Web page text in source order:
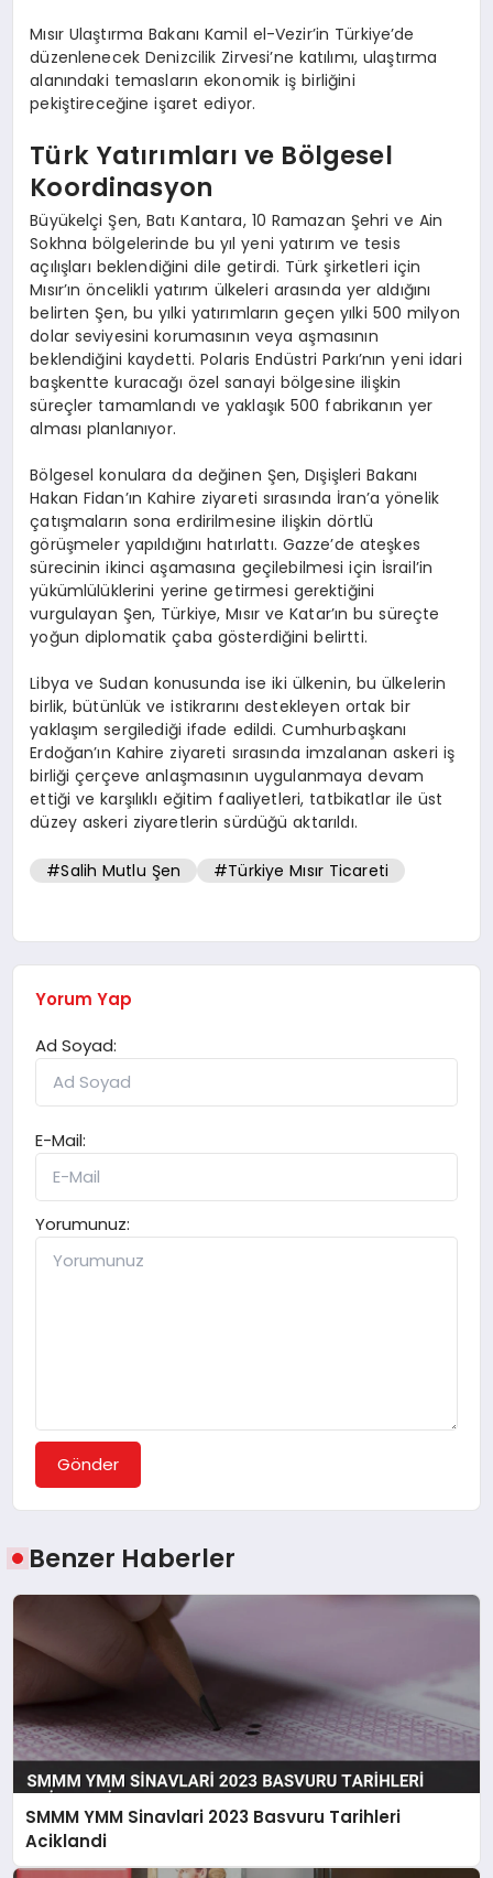
Mısır Ulaştırma Bakanı Kamil el-Vezir’in Türkiye’de
düzenlenecek Denizcilik Zirvesi’ne katılımı, ulaştırma
alanındaki temasların ekonomik iş birliğini
pekiştireceğine işaret ediyor.
Türk Yatırımları ve Bölgesel
Koordinasyon
Büyükelçi Şen, Batı Kantara, 10 Ramazan Şehri ve Ain
Sokhna bölgelerinde bu yıl yeni yatırım ve tesis
açılışları beklendiğini dile getirdi. Türk şirketleri için
Mısır’ın öncelikli yatırım ülkeleri arasında yer aldığını
belirten Şen, bu yılki yatırımların geçen yılki 500 milyon
dolar seviyesini korumasının veya aşmasının
beklendiğini kaydetti. Polaris Endüstri Parkı’nın yeni idari
başkentte kuracağı özel sanayi bölgesine ilişkin
süreçler tamamlandı ve yaklaşık 500 fabrikanın yer
alması planlanıyor.
Bölgesel konulara da değinen Şen, Dışişleri Bakanı
Hakan Fidan’ın Kahire ziyareti sırasında İran’a yönelik
çatışmaların sona erdirilmesine ilişkin dörtlü
görüşmeler yapıldığını hatırlattı. Gazze’de ateşkes
sürecinin ikinci aşamasına geçilebilmesi için İsrail’in
yükümlülüklerini yerine getirmesi gerektiğini
vurgulayan Şen, Türkiye, Mısır ve Katar’ın bu süreçte
yoğun diplomatik çaba gösterdiğini belirtti.
Libya ve Sudan konusunda ise iki ülkenin, bu ülkelerin
birlik, bütünlük ve istikrarını destekleyen ortak bir
yaklaşım sergilediği ifade edildi. Cumhurbaşkanı
Erdoğan’ın Kahire ziyareti sırasında imzalanan askeri iş
birliği çerçeve anlaşmasının uygulanmaya devam
ettiği ve karşılıklı eğitim faaliyetleri, tatbikatlar ile üst
düzey askeri ziyaretlerin sürdüğü aktarıldı.
#Salih Mutlu Şen #Türkiye Mısır Ticareti
Yorum Yap
Ad Soyad:
E-Mail:
Yorumunuz:
Gönder
Benzer Haberler
SMMM YMM Sinavlari 2023 Basvuru Tarihleri
Aciklandi